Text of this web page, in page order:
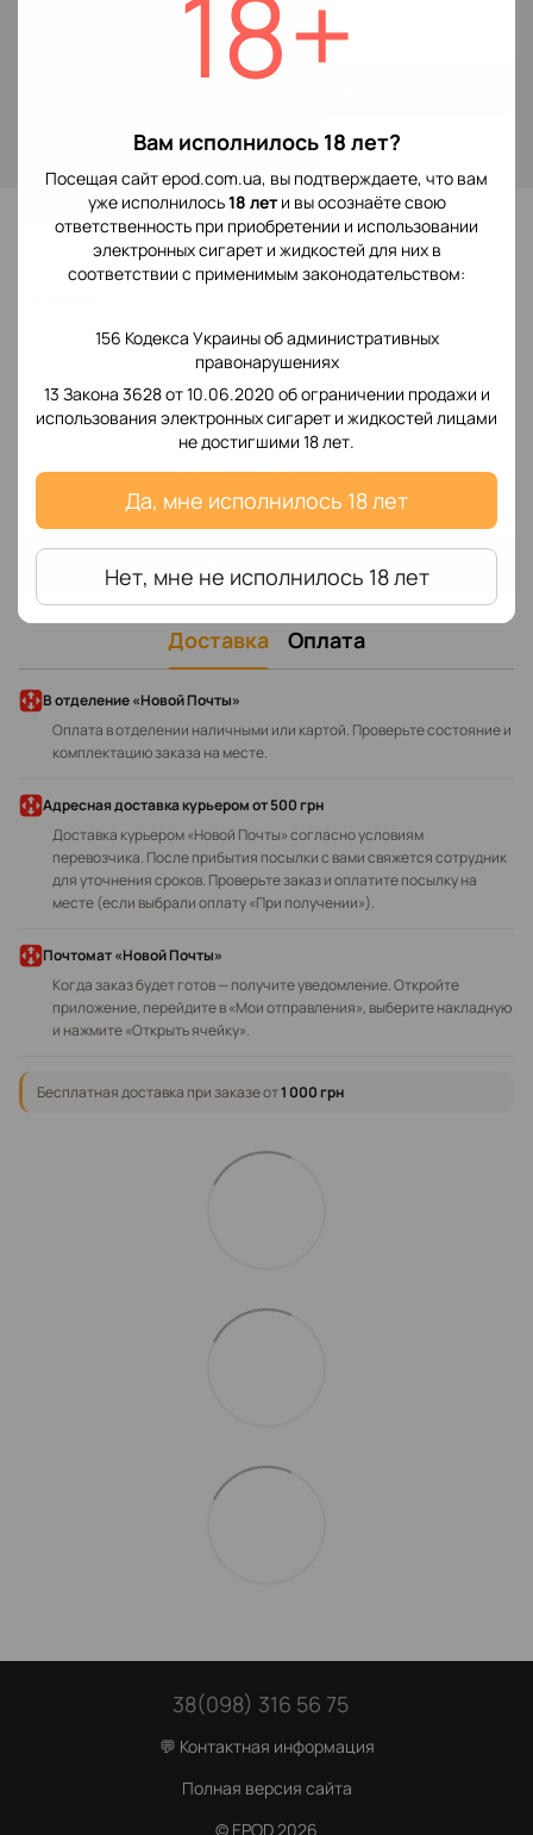
18+
Вам исполнилось 18 лет?
Посещая сайт epod.com.ua, вы подтверждаете, что вам
уже исполнилось18 лети вы осознаёте свою
ответственность при приобретении и использовании
электронных сигарет и жидкостей для них в
соответствии с применимым законодательством:
156 Кодекса Украины об административных
правонарушениях
13 Закона 3628 от 10.06.2020 об ограничении продажи и
использования электронных сигарет и жидкостей лицами
не достигшими 18 лет.
Да, мне исполнилось 18 лет
Нет, мне не исполнилось 18 лет
для отображения накопительной скидки
В избранное
Добавьте первый отзыв
Доставка Оплата
В отделение «Новой Почты»
Оплата в отделении наличными или картой. Проверьте состояние и
комплектацию заказа на месте.
Адресная доставка курьеромот 500 грн
Доставка курьером «Новой Почты» согласно условиям
перевозчика. После прибытия посылки с вами свяжется сотрудник
для уточнения сроков. Проверьте заказ и оплатите посылку на
месте (если выбрали оплату «При получении»).
Почтомат «Новой Почты»
Когда заказ будет готов — получите уведомление. Откройте
приложение, перейдите в «Мои отправления», выберите накладную
и нажмите «Открыть ячейку».
Бесплатная доставка при заказе от1 000 грн
38(098) 316 56 75
💬 Контактная информация
Полная версия сайта
© EPOD 2026